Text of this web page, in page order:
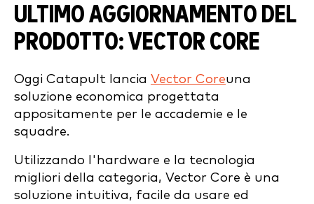
ULTIMO AGGIORNAMENTO DEL
PRODOTTO: VECTOR CORE
Oggi Catapult lancia Vector Coreuna
soluzione economica progettata
appositamente per le accademie e le
squadre.
Utilizzando l'hardware e la tecnologia
migliori della categoria, Vector Core è una
soluzione intuitiva, facile da usare ed